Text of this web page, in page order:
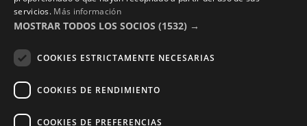
Términos y Condiciones
Photocalls eventos
Photocall Boda y Novios
servicios. Más información
MOSTRAR TODOS LOS SOCIOS (1532) →
COOKIES ESTRICTAMENTE NECESARIAS
COOKIES DE RENDIMIENTO
COOKIES DE PREFERENCIAS